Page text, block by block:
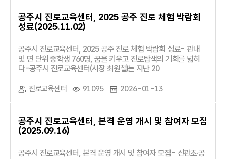
공주시 진로교육센터, 2025 공주 진로 체험 박람회
성료(2025.11.02)
공주시 진로교육센터, 2025 공주 진로 체험 박람회 성료- 관내
및 면 단위 중학생 760명, 꿈을 키우고 진로탐색의 기회를 넓히
다-공주시 진로교육센터(시장 최원철)는 지난 20
진로교육센터 91095 2026-01-13
공주시 진로교육센터, 본격 운영 개시 및 참여자 모집
(2025.09.16)
공주시 진로교육센터, 본격 운영 개시 및 참여자 모집- 신관초·공